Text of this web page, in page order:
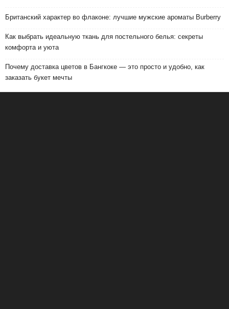
Британский характер во флаконе: лучшие мужские ароматы Burberry
Как выбрать идеальную ткань для постельного белья: секреты
комфорта и уюта
Почему доставка цветов в Бангкоке — это просто и удобно, как
заказать букет мечты